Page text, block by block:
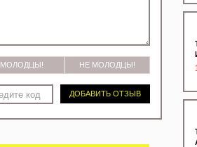
МОЛОДЦЫ! НЕ МОЛОДЦЫ!
ДОБАВИТЬ ОТЗЫВ